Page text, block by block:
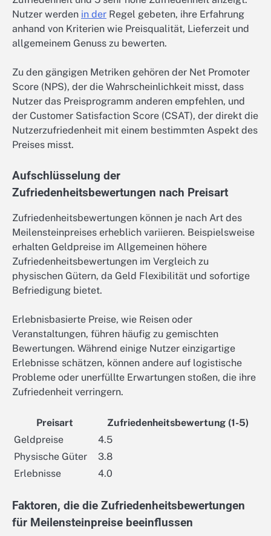
Nutzer werden in der Regel gebeten, ihre Erfahrung
anhand von Kriterien wie Preisqualität, Lieferzeit und
allgemeinem Genuss zu bewerten.
Zu den gängigen Metriken gehören der Net Promoter
Score (NPS), der die Wahrscheinlichkeit misst, dass
Nutzer das Preisprogramm anderen empfehlen, und
der Customer Satisfaction Score (CSAT), der direkt die
Nutzerzufriedenheit mit einem bestimmten Aspekt des
Preises misst.
Aufschlüsselung der
Zufriedenheitsbewertungen nach Preisart
Zufriedenheitsbewertungen können je nach Art des
Meilensteinpreises erheblich variieren. Beispielsweise
erhalten Geldpreise im Allgemeinen höhere
Zufriedenheitsbewertungen im Vergleich zu
physischen Gütern, da Geld Flexibilität und sofortige
Befriedigung bietet.
Erlebnisbasierte Preise, wie Reisen oder
Veranstaltungen, führen häufig zu gemischten
Bewertungen. Während einige Nutzer einzigartige
Erlebnisse schätzen, können andere auf logistische
Probleme oder unerfüllte Erwartungen stoßen, die ihre
Zufriedenheit verringern.
Preisart
Zufriedenheitsbewertung (1-5)
Geldpreise
4.5
Physische Güter
3.8
Erlebnisse
4.0
Faktoren, die die Zufriedenheitsbewertungen
für Meilensteinpreise beeinflussen